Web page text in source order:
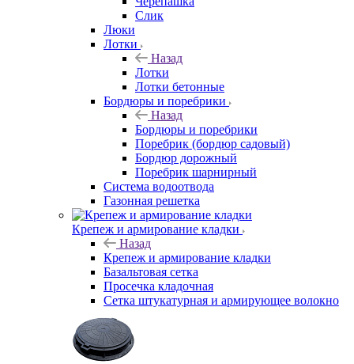
Слик
Люки
Лотки
Назад
Лотки
Лотки бетонные
Бордюры и поребрики
Назад
Бордюры и поребрики
Поребрик (бордюр садовый)
Бордюр дорожный
Поребрик шарнирный
Система водоотвода
Газонная решетка
Крепеж и армирование кладки
Назад
Крепеж и армирование кладки
Базальтовая сетка
Просечка кладочная
Сетка штукатурная и армирующее волокно